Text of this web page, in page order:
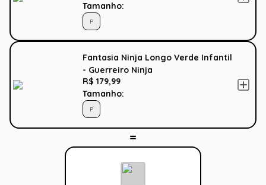
Tamanho:
P
Fantasia Ninja Longo Verde Infantil
- Guerreiro Ninja
R$ 179,99
Tamanho:
P